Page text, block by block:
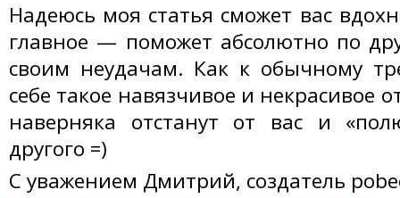
Надеюсь моя статья сможет вас
главное — поможет абсолютно по
своим неудачам. Как к обычному
себе такое навязчивое и некрасивое
наверняка отстанут от вас и
другого =)
С уважением Дмитрий, создатель